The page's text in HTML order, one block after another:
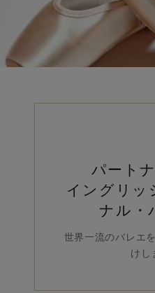
パート
イングリッ
ナル・
世界一流のバレエ
けし